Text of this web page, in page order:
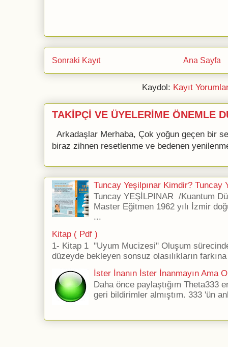
Sonraki Kayıt Ana Sayfa
Kaydol: Kayıt
TAKİPÇİ VE ÜYELERİME ÖNEMLE
Arkadaşlar Merhaba, Çok yoğun geçen bir
biraz zihnen resetlenme ve bedenen
Tuncay Yeşilpınar Kimdir? Tuncay
Tuncay YEŞİLPINAR /Kuantum
Master Eğitmen 1962 yılı İzmir
...
Kitap ( Pdf )
1- Kitap 1 ''Uyum Mucizesi'' Oluşum
düzeyde bekleyen sonsuz olasılıkların
İster İnanın İster İnanmayın Ama
Daha önce paylaştığım Theta333
geri bildirimler almıştım. 333 'ün